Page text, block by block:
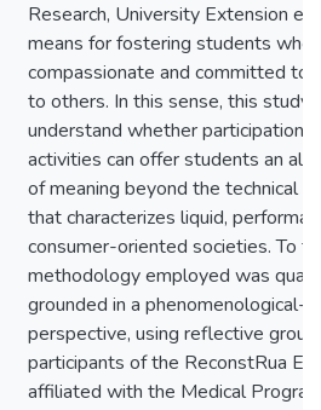
Research, University Extension
means for fostering students who
compassionate and committed to
to others. In this sense, this study
understand whether participation
activities can offer students an
of meaning beyond the technical
that characterizes liquid,
consumer-oriented societies. To
methodology employed was
grounded in a phenomenological-
perspective, using reflective
participants of the ReconstRua
affiliated with the Medical